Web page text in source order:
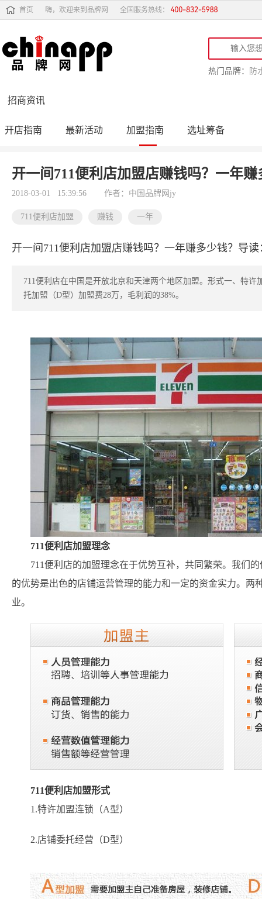
首页 嗨，欢迎来到品牌网 全国服务热线：
热门品牌： 防
招商资讯
开店指南 最新活动 加盟指南 选址筹备
开一间711便利店加盟店赚钱吗？一年赚
2018-03-01 15:39:56 作者：中国品牌网jy
711便利店加盟 赚钱 一年
开一间711便利店加盟店赚钱吗？一年赚多少钱？导读
711便利店在中国是开放北京和天津两个地区加盟。形式一、特
托加盟（D型）加盟费28万，毛利润的38%。
711便利店加盟理念
711便利店的加盟理念在于优势互补，共同繁荣。我们
的优势是出色的店铺运营管理的能力和一定的资金实力。
业。
711便利店加盟形式
1.特许加盟连锁（A型）
2.店铺委托经营（D型）